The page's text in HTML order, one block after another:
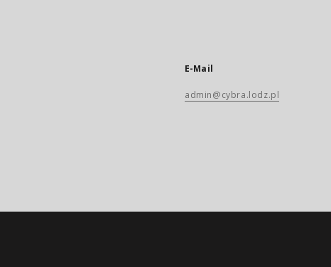
E-Mail
admin@cybra.lodz.pl